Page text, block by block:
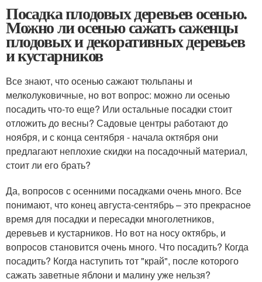
Посадка плодовых деревьев осенью.
Можно ли осенью сажать саженцы
плодовых и декоративных деревьев
и кустарников
Все знают, что осенью сажают тюльпаны и
мелколуковичные, но вот вопрос: можно ли осенью
посадить что-то еще? Или остальные посадки стоит
отложить до весны? Садовые центры работают до
ноября, и с конца сентября - начала октября они
предлагают неплохие скидки на посадочный материал,
стоит ли его брать?
Да, вопросов с осенними посадками очень много. Все
понимают, что конец августа-сентябрь – это прекрасное
время для посадки и пересадки многолетников,
деревьев и кустарников. Но вот на носу октябрь, и
вопросов становится очень много. Что посадить? Когда
посадить? Когда наступить тот "край", после которого
сажать заветные яблони и малину уже нельзя?